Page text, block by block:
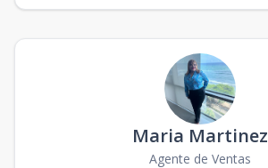
Maria Martinez
Agente de Ventas